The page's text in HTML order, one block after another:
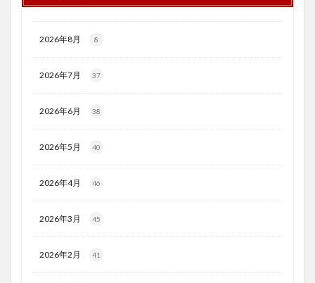
2026年8月 8
2026年7月 37
2026年6月 38
2026年5月 40
2026年4月 46
2026年3月 45
2026年2月 41